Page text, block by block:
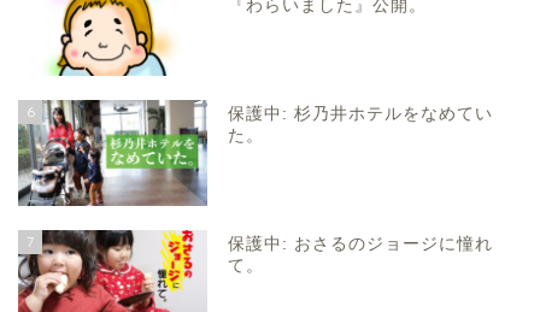
『わらいました』公開。
6
保護中: 杉乃井ホテルをなめてい
た。
7
保護中: おさるのジョージに憧れ
て。